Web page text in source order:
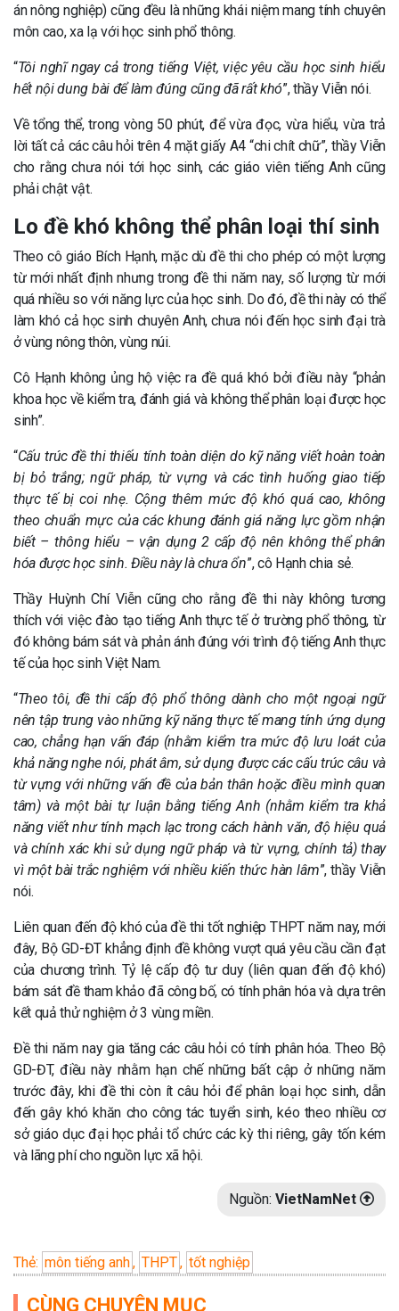
án nông nghiệp) cũng đều là những khái niệm mang tính chuyên
môn cao, xa lạ với học sinh phổ thông.
“Tôi nghĩ ngay cả trong tiếng Việt, việc yêu cầu học sinh hiểu
hết nội dung bài để làm đúng cũng đã rất khó”, thầy Viễn nói.
Về tổng thể, trong vòng 50 phút, để vừa đọc, vừa hiểu, vừa trả
lời tất cả các câu hỏi trên 4 mặt giấy A4 “chi chít chữ”, thầy Viễn
cho rằng chưa nói tới học sinh, các giáo viên tiếng Anh cũng
phải chật vật.
Lo đề khó không thể phân loại thí sinh
Theo cô giáo Bích Hạnh, mặc dù đề thi cho phép có một lượng
từ mới nhất định nhưng trong đề thi năm nay, số lượng từ mới
quá nhiều so với năng lực của học sinh. Do đó, đề thi này có thể
làm khó cả học sinh chuyên Anh, chưa nói đến học sinh đại trà
ở vùng nông thôn, vùng núi.
Cô Hạnh không ủng hộ việc ra đề quá khó bởi điều này “phản
khoa học về kiểm tra, đánh giá và không thể phân loại được học
sinh”.
“Cấu trúc đề thi thiếu tính toàn diện do kỹ năng viết hoàn toàn
bị bỏ trắng; ngữ pháp, từ vựng và các tình huống giao tiếp
thực tế bị coi nhẹ. Cộng thêm mức độ khó quá cao, không
theo chuẩn mực của các khung đánh giá năng lực gồm nhận
biết – thông hiểu – vận dụng 2 cấp độ nên không thể phân
hóa được học sinh. Điều này là chưa ổn”, cô Hạnh chia sẻ.
Thầy Huỳnh Chí Viễn cũng cho rằng đề thi này không tương
thích với việc đào tạo tiếng Anh thực tế ở trường phổ thông, từ
đó không bám sát và phản ánh đúng với trình độ tiếng Anh thực
tế của học sinh Việt Nam.
“Theo tôi, đề thi cấp độ phổ thông dành cho một ngoại ngữ
nên tập trung vào những kỹ năng thực tế mang tính ứng dụng
cao, chẳng hạn vấn đáp (nhằm kiểm tra mức độ lưu loát của
khả năng nghe nói, phát âm, sử dụng được các cấu trúc câu và
từ vựng với những vấn đề của bản thân hoặc điều mình quan
tâm) và một bài tự luận bằng tiếng Anh (nhằm kiểm tra khả
năng viết như tính mạch lạc trong cách hành văn, độ hiệu quả
và chính xác khi sử dụng ngữ pháp và từ vựng, chính tả) thay
vì một bài trắc nghiệm với nhiều kiến thức hàn lâm”, thầy Viễn
nói.
Liên quan đến độ khó của đề thi tốt nghiệp THPT năm nay, mới
đây, Bộ GD-ĐT khẳng định đề không vượt quá yêu cầu cần đạt
của chương trình. Tỷ lệ cấp độ tư duy (liên quan đến độ khó)
bám sát đề tham khảo đã công bố, có tính phân hóa và dựa trên
kết quả thử nghiệm ở 3 vùng miền.
Đề thi năm nay gia tăng các câu hỏi có tính phân hóa. Theo Bộ
GD-ĐT, điều này nhằm hạn chế những bất cập ở những năm
trước đây, khi đề thi còn ít câu hỏi để phân loại học sinh, dẫn
đến gây khó khăn cho công tác tuyển sinh, kéo theo nhiều cơ
sở giáo dục đại học phải tổ chức các kỳ thi riêng, gây tốn kém
và lãng phí cho nguồn lực xã hội.
Nguồn: VietNamNet
Thẻ: môn tiếng anh, THPT, tốt nghiệp
CÙNG CHUYÊN MỤC